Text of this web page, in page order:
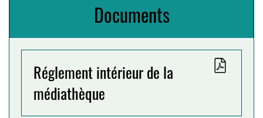
Documents
Réglement intérieur de la
médiathèque